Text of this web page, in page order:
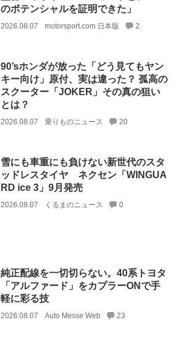
のポテンシャルを証明できた」
2026.08.07 motorsport.com 日本版 2
90’sホンダが放った「どう見てもヤン
キー向け」原付、実は違った？ 孤高の
スクーター「JOKER」その真の狙い
とは？
2026.08.07 乗りものニュース 20
雪にも車重にも負けない新世代のスタ
ッドレスタイヤ ネクセン「WINGUA
RD ice 3」9月発売
2026.08.07 くるまのニュース 0
純正配線を一切切らない。40系トヨタ
「アルファード」をカプラーONで手
軽に彩る技
2026.08.07 Auto Messe Web 23